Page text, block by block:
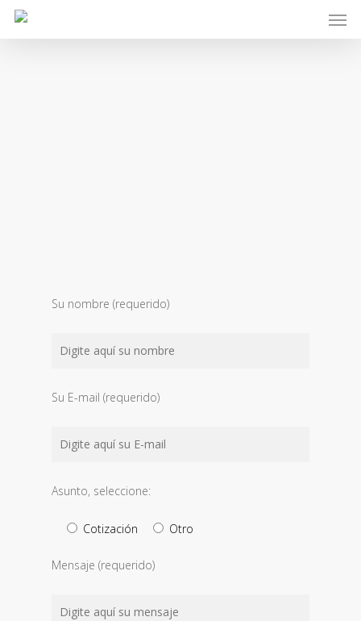
Skip
main
Su nombre (requerido)
Su E-mail (requerido)
Asunto, seleccione:
Cotización Otro
Mensaje (requerido)